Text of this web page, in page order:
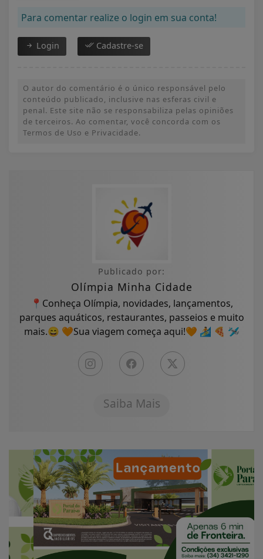
Para comentar realize o login em sua conta!
Login Cadastre-se
O autor do comentário é o único responsável pelo
conteúdo publicado, inclusive nas esferas civil e
penal. Este site não se responsabiliza pelas opiniões
de terceiros. Ao comentar, você concorda com os
Termos de Uso e Privacidade.
Publicado por:
Olímpia Minha Cidade
📍Conheça Olímpia, novidades, lançamentos,
parques aquáticos, restaurantes, passeios e muito
mais.😄 🧡Sua viagem começa aqui!🧡 🏄 🍕 🛩
Saiba Mais